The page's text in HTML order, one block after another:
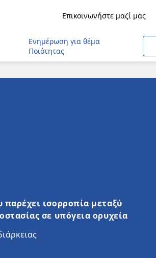
Επικοινωνήστε μαζί μας
Μεταφορές
Μεταφορές
Πολιτικές και
Ενημέρωση για θέμα
Ποιότητας
ισορροπία μεταξύ
σε υπόγεια ορυχεία